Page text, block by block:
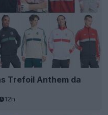
Trefoil Anthem da
12h